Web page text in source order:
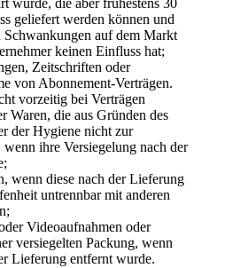
wurde, die aber frühestens 30
geliefert werden können und
Schwankungen auf dem Markt
keinen Einfluss hat;
Zeitschriften oder
von Abonnement-Verträgen.
vorzeitig bei Verträgen
Waren, die aus Gründen des
der Hygiene nicht zur
ihre Versiegelung nach der
wenn diese nach der Lieferung
untrennbar mit anderen
Videoaufnahmen oder
versiegelten Packung, wenn
Lieferung entfernt wurde.